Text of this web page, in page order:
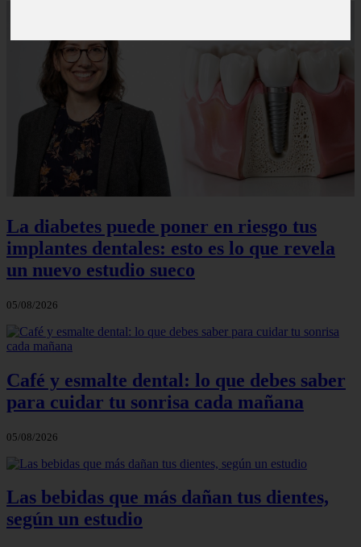
La diabetes puede poner en riesgo tus
implantes dentales: esto es lo que revela
un nuevo estudio sueco
05/08/2026
Café y esmalte dental: lo que debes saber
para cuidar tu sonrisa cada mañana
05/08/2026
Las bebidas que más dañan tus dientes,
según un estudio